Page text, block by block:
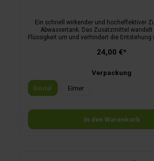
Ein schnell wirkender und hocheffektiver
Abwassertank. Das Zusatzmittel wandelt
Flüssigkeit um und verhindert die Entstehung
ist bereits vordosiert, daher keine
rasch zersetzt, ohne dass Gase oder
entstehen gewichtsparender und einfacher
als Flüssigkeiten gebrauchsfertige,
24,00 €*
Verpackung
Beutel
Eimer
In den Warenkorb